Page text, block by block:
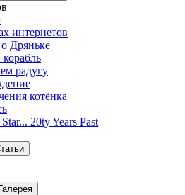
интернетов
Дряньке
радугу
котёнка
20ty Years Past